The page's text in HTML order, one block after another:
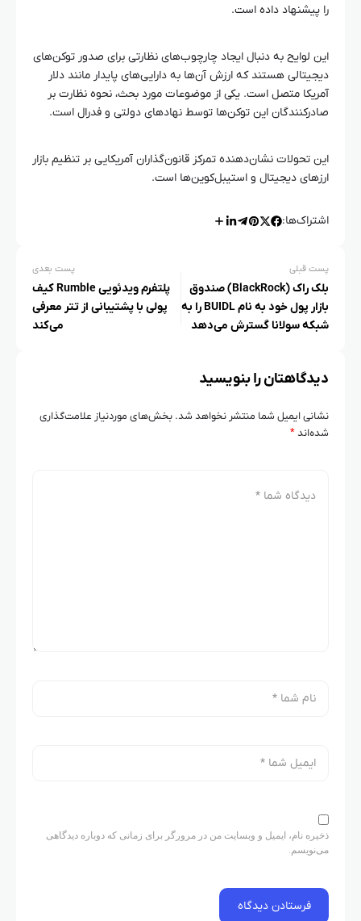
را پیشنهاد داده است.
این لوایح به دنبال ایجاد چارچوب‌های نظارتی برای صدور توکن‌های
دیجیتالی هستند که ارزش آن‌ها به دارایی‌های پایدار مانند دلار
آمریکا متصل است. یکی از موضوعات مورد بحث، نحوه نظارت بر
صادرکنندگان این توکن‌ها توسط نهادهای دولتی و فدرال است.
این تحولات نشان‌دهنده تمرکز قانون‌گذاران آمریکایی بر تنظیم بازار
ارزهای دیجیتال و استیبل‌کوین‌ها است.
اشتراک‌ها:
پست قبلی
بلک‌ راک (BlackRock) صندوق
بازار پول خود به نام BUIDL را به
شبکه سولانا گسترش می‌دهد​
پست بعدی
پلتفرم ویدئویی Rumble کیف
پولی با پشتیبانی از تتر معرفی
می‌کند
دیدگاهتان را بنویسید
نشانی ایمیل شما منتشر نخواهد شد. بخش‌های موردنیاز علامت‌گذاری
شده‌اند*
ذخیره نام، ایمیل و وبسایت من در مرورگر برای زمانی که دوباره دیدگاهی
می‌نویسم.